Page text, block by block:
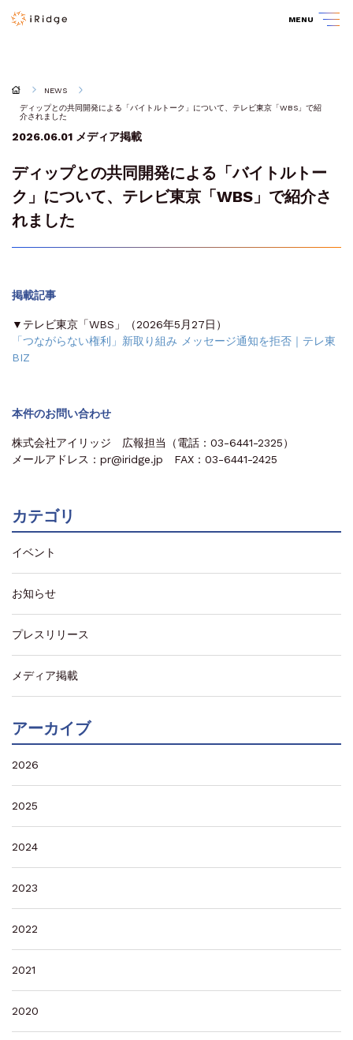
MENU
NEWS
ディップとの共同開発による「バイトルトーク」について、テレビ東京「WBS」で紹
介されました
2026.06.01 メディア掲載
ディップとの共同開発による「バイトルトー
ク」について、テレビ東京「WBS」で紹介さ
れました
掲載記事
▼テレビ東京「WBS」（2026年5月27日）
「つながらない権利」新取り組み メッセージ通知を拒否｜テレ東
BIZ
本件のお問い合わせ
株式会社アイリッジ 広報担当（電話：03-6441-2325）
メールアドレス：pr@iridge.jp FAX：03-6441-2425
カテゴリ
イベント
お知らせ
プレスリリース
メディア掲載
アーカイブ
2026
2025
2024
2023
2022
2021
2020